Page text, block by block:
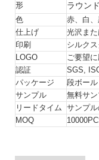
形
ラウンド
色
赤、白、
仕上げ
光沢また
印刷
シルク
LOGO
ご要望
認証
SGS,
パッケージ
段ボー
サンプル
無料サ
リードタイム
サンプ
MOQ